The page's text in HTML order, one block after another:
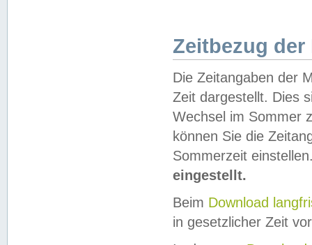
Zeitbezug der
Die Zeitangaben der
Zeit dargestellt. Dies
Wechsel im Sommer
können Sie die
Sommerzeit
eingestellt.
Beim Download
in gesetzlicher Zeit